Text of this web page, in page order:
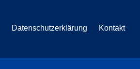
Datenschutzerklärung Kontakt